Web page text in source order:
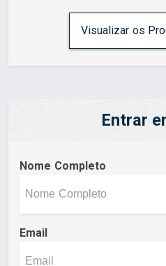
Visualizar os
Entrar
Nome Completo
Email